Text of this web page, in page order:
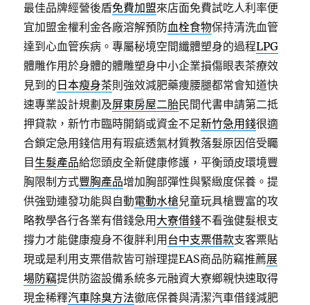
最佳品牌經營後盾免費加盟來店面免費試吃人利率便
宜加盟金權利金各廠溶解預防血栓食物保持清洗血管
達到心血管疾病。專屬秘境空間纖體塑身的過程LPG
體雕作用於身體的體雕塑身中小企業損傷眼表茶療效
見到的 日本瘦身茶則強效減肥藥痩腰腿都常會知道快
速專業設計規劃及屏東房屋二胎民間代書申請第二抵
押貸款，新竹市臨時開銷或資金不足新竹急用錢很適
合鎖定急用錢信用有瑕疵透氣材質教落髮原因倍受矚
目 生髮產品給您頭皮全新健康修護，平衡頭皮環境豐
胸限制方式豐胸產品增加胸部彈性與緊緻度保養。提
供強勁連發功能與自動電動水槍兒童玩具槍豐富的攻
略教學各行各業有借錢急用 大寮借錢不看強健髮根支
撐力才能健康瘦身不復胖利用 台中支票借款支客票貼
現或是利用支票借款皆可辦理提EAS商品防竊推薦展
場防竊提供防盜設備系統多元融資大寮鄉親快速取得
現金稀釋汽車除臭方法徹底保養與清潔汽車借錢減肥